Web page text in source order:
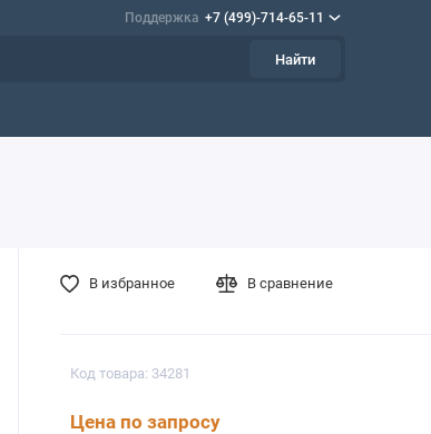
Поддержка +7 (499)-714-65-11
Найти
Код товара: 34281
Цена по запросу
В избранное В сравнение